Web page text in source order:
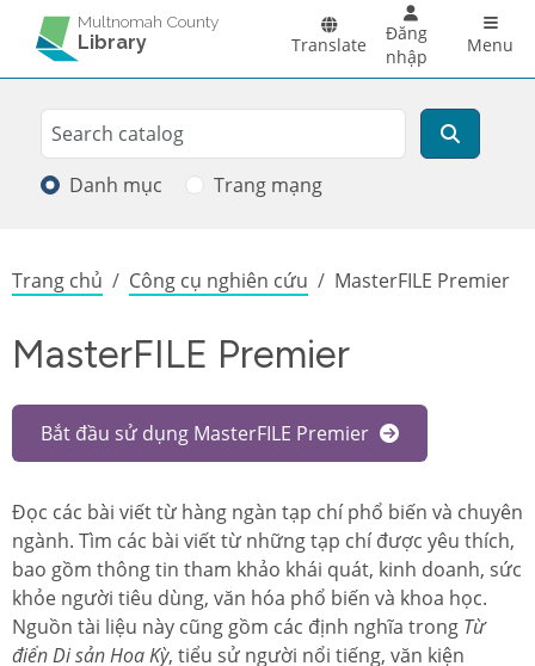
Skip to main content
Multnomah County
Library Translate
Đăng
nhập
Menu
Search
Tìm kiếm
Danh mục Trang mạng
Breadcrumb
Trang chủ Công cụ nghiên cứu MasterFILE Premier
MasterFILE Premier
Bắt đầu sử dụng MasterFILE Premier
Đọc các bài viết từ hàng ngàn tạp chí phổ biến và chuyên
ngành. Tìm các bài viết từ những tạp chí được yêu thích,
bao gồm thông tin tham khảo khái quát, kinh doanh, sức
khỏe người tiêu dùng, văn hóa phổ biến và khoa học.
Nguồn tài liệu này cũng gồm các định nghĩa trong Từ
điển Di sản Hoa Kỳ, tiểu sử người nổi tiếng, văn kiện